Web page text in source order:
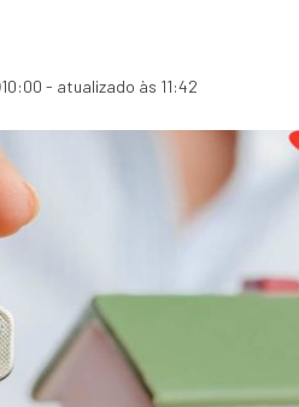
10:00 - atualizado às 11:42